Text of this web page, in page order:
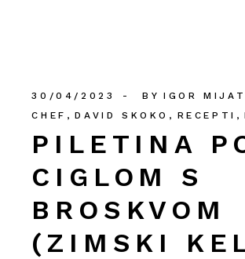
30/04/2023 BY IGOR
CHEF
DAVID SKOKO RECEPTI
PILETINA
CIGLOM S
BROSKVOM
(ZIMSKI